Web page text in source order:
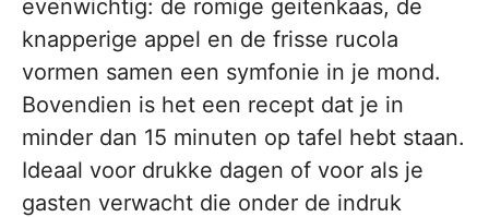
evenwichtig: de romige geitenkaas, de
knapperige appel en de frisse rucola
vormen samen een symfonie in je mond.
Bovendien is het een recept dat je in
minder dan 15 minuten op tafel hebt staan.
Ideaal voor drukke dagen of voor als je
gasten verwacht die onder de indruk